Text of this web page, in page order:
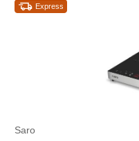
Express
Saro